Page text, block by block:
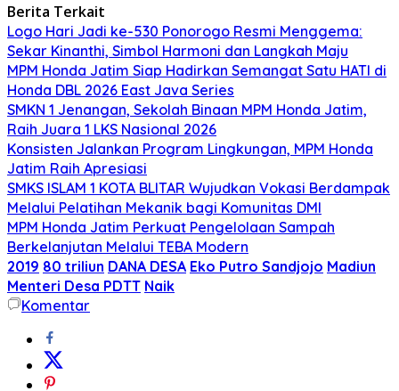
Berita Terkait
Logo Hari Jadi ke-530 Ponorogo Resmi Menggema:
Sekar Kinanthi, Simbol Harmoni dan Langkah Maju
MPM Honda Jatim Siap Hadirkan Semangat Satu HATI di
Honda DBL 2026 East Java Series
SMKN 1 Jenangan, Sekolah Binaan MPM Honda Jatim,
Raih Juara 1 LKS Nasional 2026
Konsisten Jalankan Program Lingkungan, MPM Honda
Jatim Raih Apresiasi
SMKS ISLAM 1 KOTA BLITAR Wujudkan Vokasi Berdampak
Melalui Pelatihan Mekanik bagi Komunitas DMI
MPM Honda Jatim Perkuat Pengelolaan Sampah
Berkelanjutan Melalui TEBA Modern
2019 80 triliun DANA DESA Eko Putro Sandjojo Madiun
Menteri Desa PDTT Naik
Komentar